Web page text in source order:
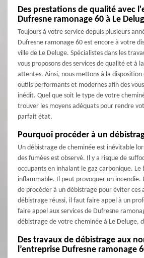
Des prestations de qualité avec
Dufresne ramonage 60 à Le
Toujours à votre service depuis plusieurs
Dufresne ramonage 60 est encore à votre
ville de Le Deluge. Spécialistes dans les
vous proposons des services de qualité et à
attentes. Ainsi, nous mettons à la disposition
outils performants et modernes afin des
inédit. Quel que soit le type de votre
trouver les moyens adéquats pour rendre
parfait état.
Pourquoi procéder à un
Un débistrage de cheminée est inévitable
des fumées est observé. Il y a risque de
occupants en inhalant le gaz carbonique. Le
inflammable. Il peut provoquer un
de procéder à un débistrage pour éviter ces
débistrage réussi, il faut faire appel à un
faire appel aux services de Dufresne
débistrage de votre cheminée à Le Deluge,
Des travaux de débistrage aux
l’entreprise Dufresne ramonage